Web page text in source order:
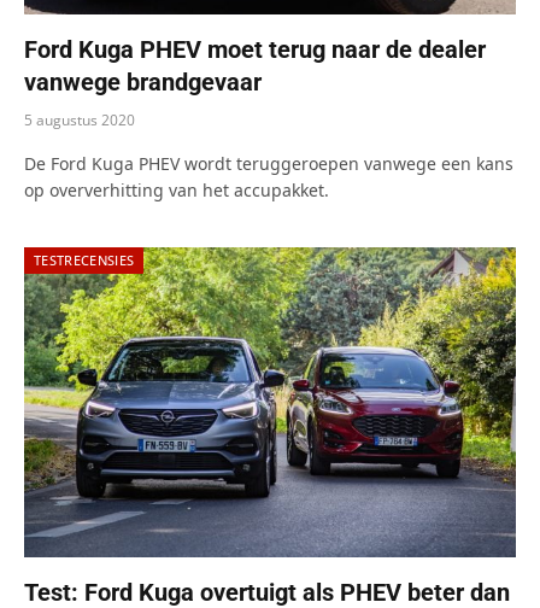
Ford Kuga PHEV moet terug naar de dealer
vanwege brandgevaar
5 augustus 2020
De Ford Kuga PHEV wordt teruggeroepen vanwege een kans
op oververhitting van het accupakket.
TESTRECENSIES
Test: Ford Kuga overtuigt als PHEV beter dan